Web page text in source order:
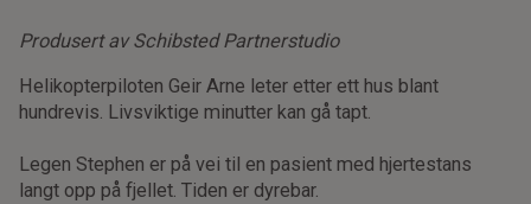
Produsert av Schibsted Partnerstudio
Helikopterpiloten Geir Arne leter etter ett hus blant
hundrevis. Livsviktige minutter kan gå tapt.
Legen Stephen er på vei til en pasient med hjertestans
langt opp på fjellet. Tiden er dyrebar.